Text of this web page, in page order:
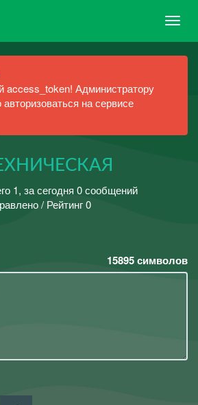
access_token! Администратору
на сервисе
1, за сегодня 0 сообщений
/ Рейтинг 0
15895символов